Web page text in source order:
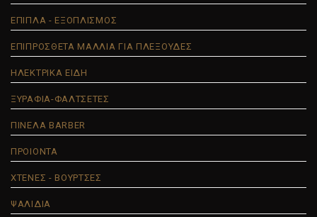
ΕΠΙΠΛΑ - ΕΞΟΠΛΙΣΜΟΣ
ΕΠΙΠΡΟΣΘΕΤΑ ΜΑΛΛΙΑ ΓΙΑ ΠΛΕΞΟΥΔΕΣ
ΗΛΕΚΤΡΙΚΑ ΕΙΔΗ
ΞΥΡΑΦΙΑ-ΦΑΛΤΣΕΤΕΣ
ΠΙΝΕΛΑ BARBER
ΠΡΟΙΟΝΤΑ
ΧΤΕΝΕΣ - ΒΟΥΡΤΣΕΣ
ΨΑΛΙΔΙΑ